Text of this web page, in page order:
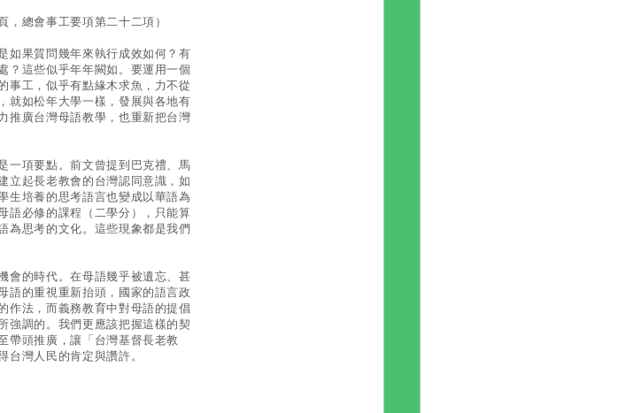
，總會事工要項第二十二項）
果質問幾年來執行成效如何？有
？這些似乎年年闕如。要運用一個
事工，似乎有點緣木求魚，力不從
就如松年大學一樣，發展與各地有
推廣台灣母語教學，也重新把台灣
項要點。前文曾提到巴克禮、馬
立起長老教會的台灣認同意識，如
生培養的思考語言也變成以華語為
語必修的課程（二學分），只能算
為思考的文化。這些現象都是我們
的時代。在母語幾乎被遺忘、甚
語的重視重新抬頭，國家的語言政
作法，而義務教育中對母語的提倡
強調的。我們更應該把握這樣的契
帶頭推廣，讓「台灣基督長老教
台灣人民的肯定與讚許。